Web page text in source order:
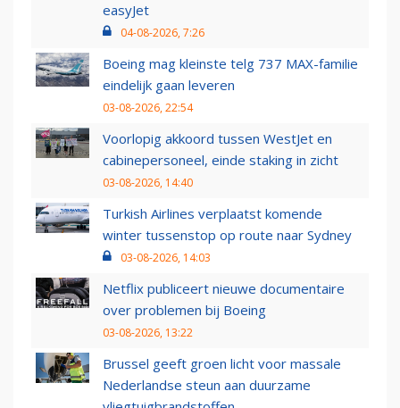
easyJet
04-08-2026, 7:26
Boeing mag kleinste telg 737 MAX-familie
eindelijk gaan leveren
03-08-2026, 22:54
Voorlopig akkoord tussen WestJet en
cabinepersoneel, einde staking in zicht
03-08-2026, 14:40
Turkish Airlines verplaatst komende
winter tussenstop op route naar Sydney
03-08-2026, 14:03
Netflix publiceert nieuwe documentaire
over problemen bij Boeing
03-08-2026, 13:22
Brussel geeft groen licht voor massale
Nederlandse steun aan duurzame